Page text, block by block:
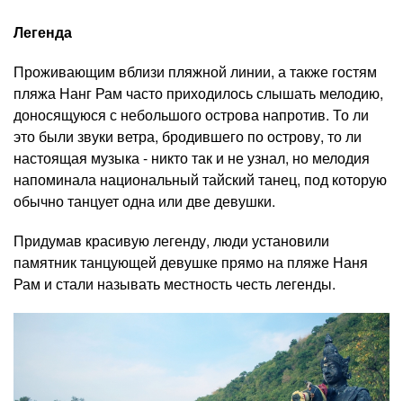
Легенда
Проживающим вблизи пляжной линии, а также гостям
пляжа Нанг Рам часто приходилось слышать мелодию,
доносящуюся с небольшого острова напротив. То ли
это были звуки ветра, бродившего по острову, то ли
настоящая музыка - никто так и не узнал, но мелодия
напоминала национальный тайский танец, под которую
обычно танцует одна или две девушки.
Придумав красивую легенду, люди установили
памятник танцующей девушке прямо на пляже Наня
Рам и стали называть местность честь легенды.